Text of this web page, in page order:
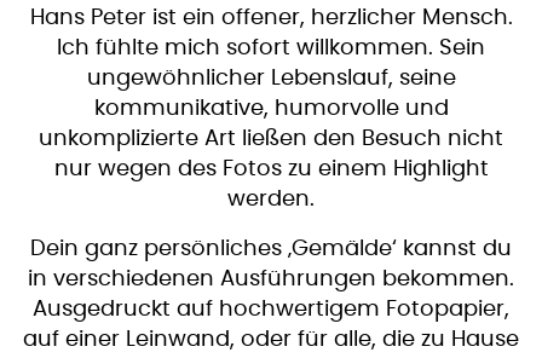
Hans Peter ist ein offener, herzlicher Mensch.
Ich fühlte mich sofort willkommen. Sein
ungewöhnlicher Lebenslauf, seine
kommunikative, humorvolle und
unkomplizierte Art ließen den Besuch nicht
nur wegen des Fotos zu einem Highlight
werden.
Dein ganz persönliches ‚Gemälde‘ kannst du
in verschiedenen Ausführungen bekommen.
Ausgedruckt auf hochwertigem Fotopapier,
auf einer Leinwand, oder für alle, die zu Hause